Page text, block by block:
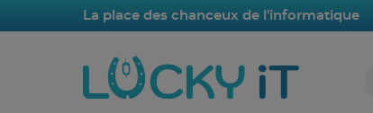
La place des chanceux de l'informatique